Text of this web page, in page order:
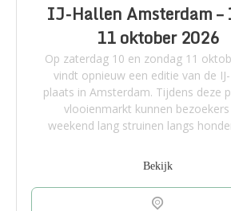
IJ-Hallen Amsterdam –
11 oktober 2026
Op zaterdag 10 en zondag 11
vindt opnieuw een editie van de
plaats in Amsterdam. Tijdens deze
vlooienmarkt kunnen
weekend lang struinen langs
Bekijk